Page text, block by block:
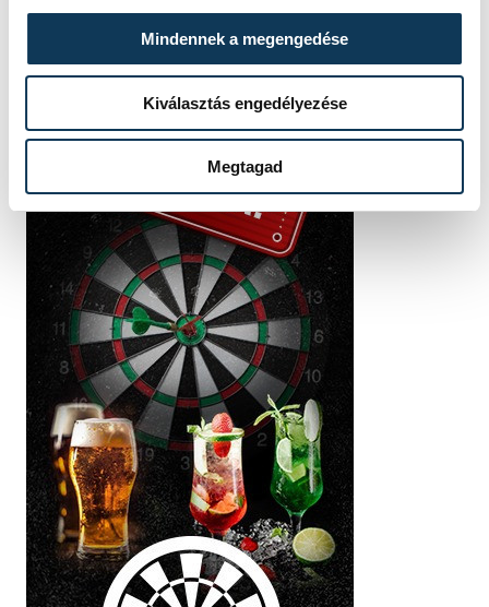
Mindennek a megengedése
Kiválasztás engedélyezése
Megtagad